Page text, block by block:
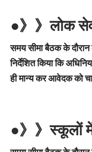
●》》लोक
समय सीमा बैठक के
निर्देशित किया कि
ही मान्य कर आवेदक को
●》》स्कूलों